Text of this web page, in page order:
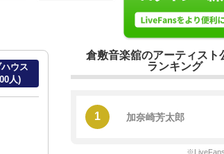
ウス
人)
倉敷音楽舘のアーティスト
ランキング
1 加奈崎芳太郎